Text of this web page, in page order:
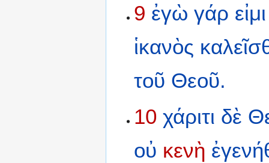
9 ἐγὼ γάρ εἰμι
ἱκανὸς
τοῦ Θεοῦ.
10 χάριτι δὲ
οὐ κενὴ